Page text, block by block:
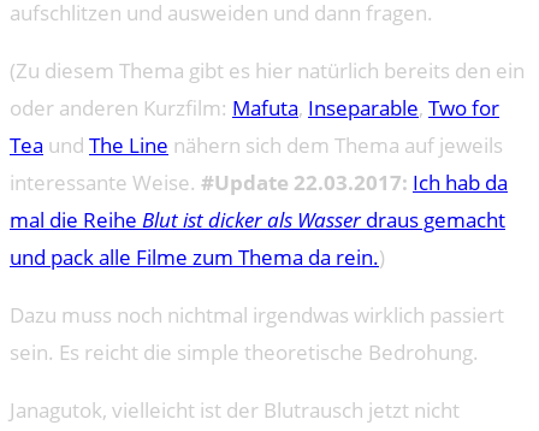
aufschlitzen und ausweiden und dann fragen.
(Zu diesem Thema gibt es hier natürlich bereits den ein
oder anderen Kurzfilm: Mafuta, Inseparable, Two for
Tea und The Line nähern sich dem Thema auf jeweils
interessante Weise. #Update 22.03.2017: Ich hab da
mal die Reihe Blut ist dicker als Wasserdraus gemacht
und pack alle Filme zum Thema da rein.)
Dazu muss noch nichtmal irgendwas wirklich passiert
sein. Es reicht die simple theoretische Bedrohung.
Janagutok, vielleicht ist der Blutrausch jetzt nicht